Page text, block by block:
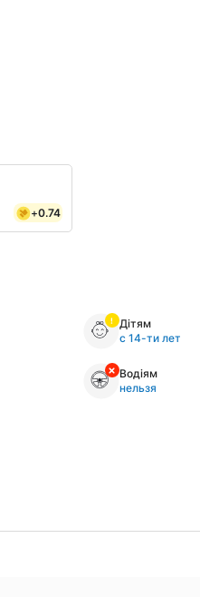
+0.74
Дітям
с 14-ти лет
Водіям
нельзя